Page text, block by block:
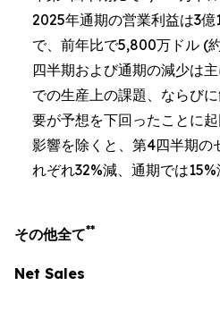
2025年通期の営業利益は3
で、前年比で5,800万ドル (
四半期および通期の減少は
での生産上の課題、ならび
要が予想を下回ったことに
影響を除くと、第4四半期の
れぞれ32%減、通期では15%
その他全て**
Net Sales